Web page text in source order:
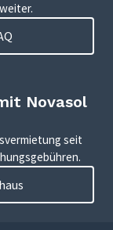
Novasol
seit